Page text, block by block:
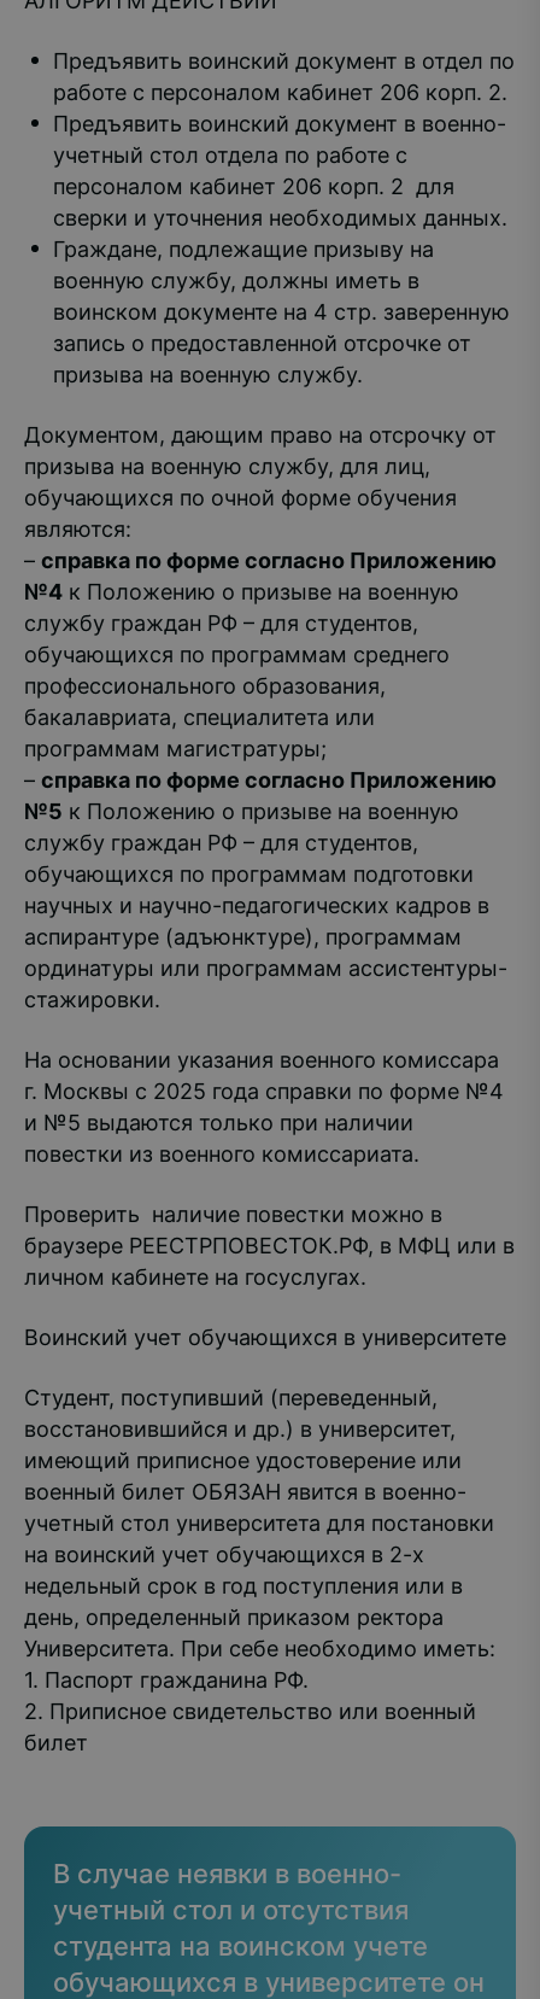
Предъявить воинский документ в отдел по
работе с персоналом кабинет 206 корп. 2.
Предъявить воинский документ в военно-
учетный стол отдела по работе с
персоналом кабинет 206 корп. 2 для
сверки и уточнения необходимых данных.
Граждане, подлежащие призыву на
военную службу, должны иметь в
воинском документе на 4 стр. заверенную
запись о предоставленной отсрочке от
призыва на военную службу.
Документом, дающим право на отсрочку от
призыва на военную службу, для лиц,
обучающихся по очной форме обучения
являются:
– справка по форме согласно Приложению
№4 к Положению о призыве на военную
службу граждан РФ – для студентов,
обучающихся по программам среднего
профессионального образования,
бакалавриата, специалитета или
программам магистратуры;
– справка по форме согласно Приложению
№5 к Положению о призыве на военную
службу граждан РФ – для студентов,
обучающихся по программам подготовки
научных и научно-педагогических кадров в
аспирантуре (адъюнктуре), программам
ординатуры или программам ассистентуры-
стажировки.
На основании указания военного комиссара
г. Москвы с 2025 года справки по форме №4
и №5 выдаются только при наличии
повестки из военного комиссариата.
Проверить наличие повестки можно в
браузере РЕЕСТРПОВЕСТОК.РФ, в МФЦ или в
личном кабинете на госуслугах.
Воинский учет обучающихся в университете
Студент, поступивший (переведенный,
восстановившийся и др.) в университет,
имеющий приписное удостоверение или
военный билет ОБЯЗАН явится в военно-
учетный стол университета для постановки
на воинский учет обучающихся в 2-х
недельный срок в год поступления или в
день, определенный приказом ректора
Университета. При себе необходимо иметь:
1. Паспорт гражданина РФ.
2. Приписное свидетельство или военный
билет
В случае неявки в военно-
учетный стол и отсутствия
студента на воинском учете
обучающихся в университете он